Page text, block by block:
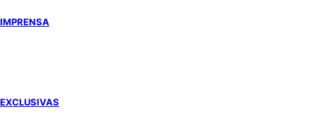
IMPRENSA
EXCLUSIVAS